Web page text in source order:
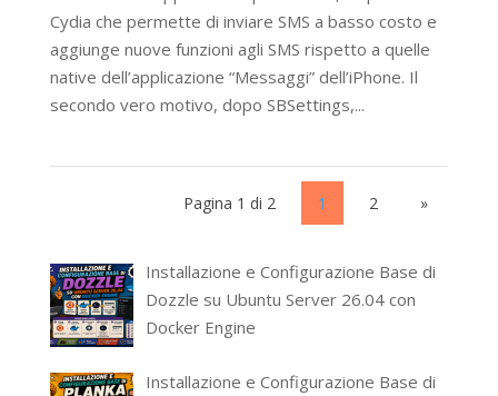
Cydia che permette di inviare SMS a basso costo e
aggiunge nuove funzioni agli SMS rispetto a quelle
native dell’applicazione “Messaggi” dell’iPhone. Il
secondo vero motivo, dopo SBSettings,...
Pagina 1 di 2 1 2 »
Installazione e Configurazione Base di
Dozzle su Ubuntu Server 26.04 con
Docker Engine
Installazione e Configurazione Base di